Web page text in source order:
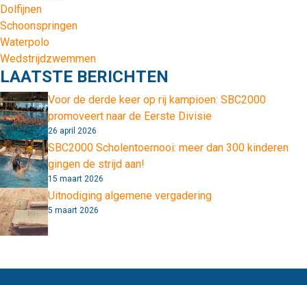
Dolfijnen
Schoonspringen
Waterpolo
Wedstrijdzwemmen
LAATSTE BERICHTEN
Voor de derde keer op rij kampioen: SBC2000
promoveert naar de Eerste Divisie
26 april 2026
SBC2000 Scholentoernooi: meer dan 300 kinderen
gingen de strijd aan!
15 maart 2026
Uitnodiging algemene vergadering
5 maart 2026